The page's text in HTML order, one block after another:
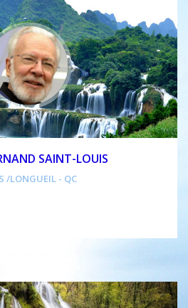
SAINT-LOUIS
/LONGUEIL - QC